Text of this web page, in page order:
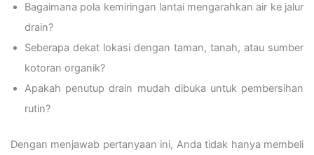
Bagaimana pola kemiringan lantai mengarahkan air ke jalur
drain?
Seberapa dekat lokasi dengan taman, tanah, atau sumber
kotoran organik?
Apakah penutup drain mudah dibuka untuk pembersihan
rutin?
Dengan menjawab pertanyaan ini, Anda tidak hanya membeli